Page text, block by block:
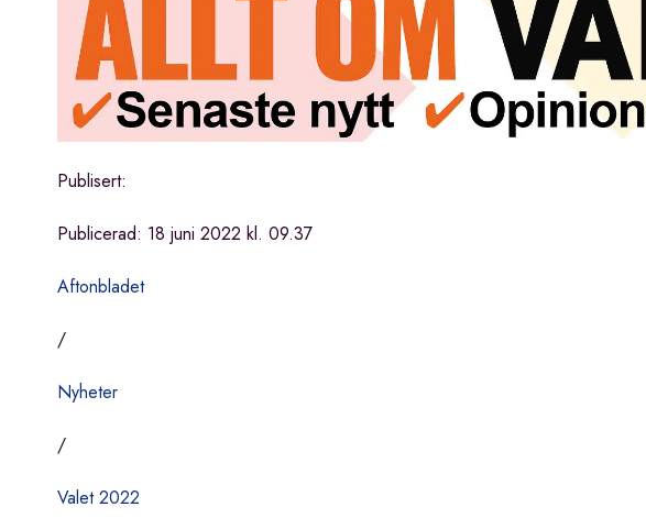
Publisert:
Publicerad: 18 juni 2022 kl. 09.37
Aftonbladet
/
Nyheter
/
Valet 2022